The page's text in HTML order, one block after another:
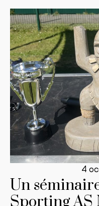
4
Un
Sporting AS